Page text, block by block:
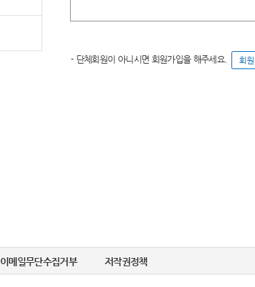
- 단체회원이 아니시면 회원가입을 해주세요.
이메일무단수집거부 저작권정책